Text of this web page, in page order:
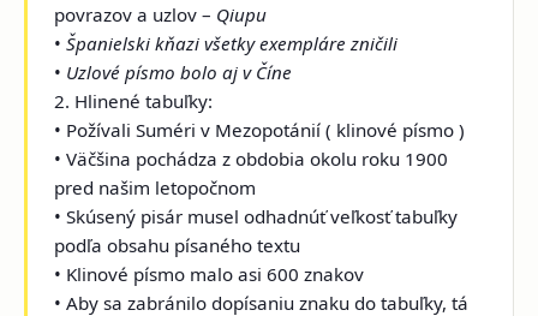
povrazov a uzlov – Qiupu
•Španielski kňazi všetky exempláre zničili
• Uzlové písmo bolo aj v Číne
2. Hlinené tabuľky:
• Požívali Suméri v Mezopotánií ( klinové písmo )
• Väčšina pochádza z obdobia okolu roku 1900
pred našim letopočnom
• Skúsený pisár musel odhadnúť veľkosť tabuľky
podľa obsahu písaného textu
• Klinové písmo malo asi 600 znakov
• Aby sa zabránilo dopísaniu znaku do tabuľky, tá